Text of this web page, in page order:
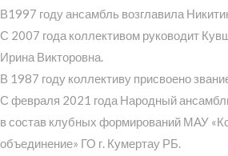
В1997 году ансамбль возглавила
С 2007 года коллективом руководит
Ирина Викторовна.
В 1987 году коллективу присвоено
С февраля 2021 года Народный
в состав клубных формирований МАУ
объединение» ГО г. Кумертау РБ.